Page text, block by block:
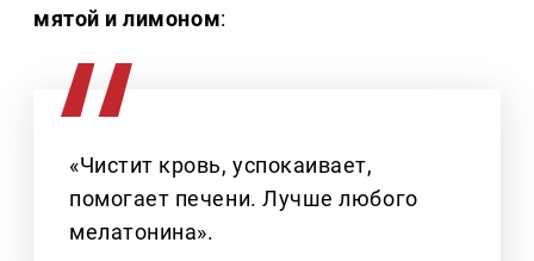
мятой и лимоном:
«Чистит кровь, успокаивает,
помогает печени. Лучше любого
мелатонина».